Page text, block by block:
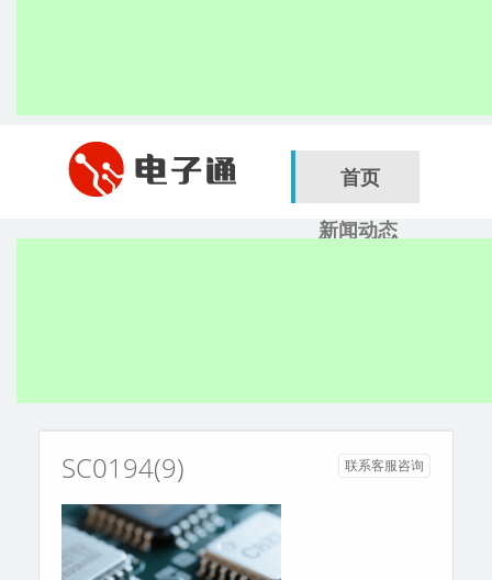
首页
新闻动态
服务商
联系客服咨询
SC0194(9)